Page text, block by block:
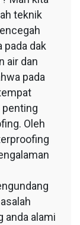
teknik
pada dak
air dan
pada
penting
Oleh
anda alami